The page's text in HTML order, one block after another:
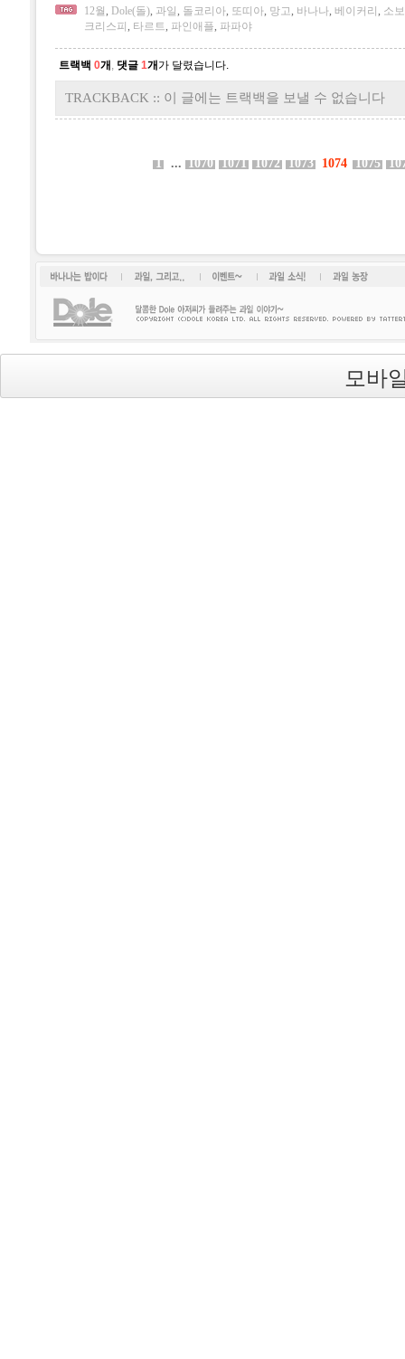
12월 , Dole(돌), 과일 , 돌코리아, 또띠아, 망고, 바나나, 베이커리 , 소
크리스피 , 타르트, 파인애플, 파파야
트랙백 0개 , 댓글 1개 가 달렸습니다.
TRACKBACK :: 이 글에는 트랙백을 보낼 수 없습니다
1 ... 1070 1071 1072 1073 1074 1075
모바